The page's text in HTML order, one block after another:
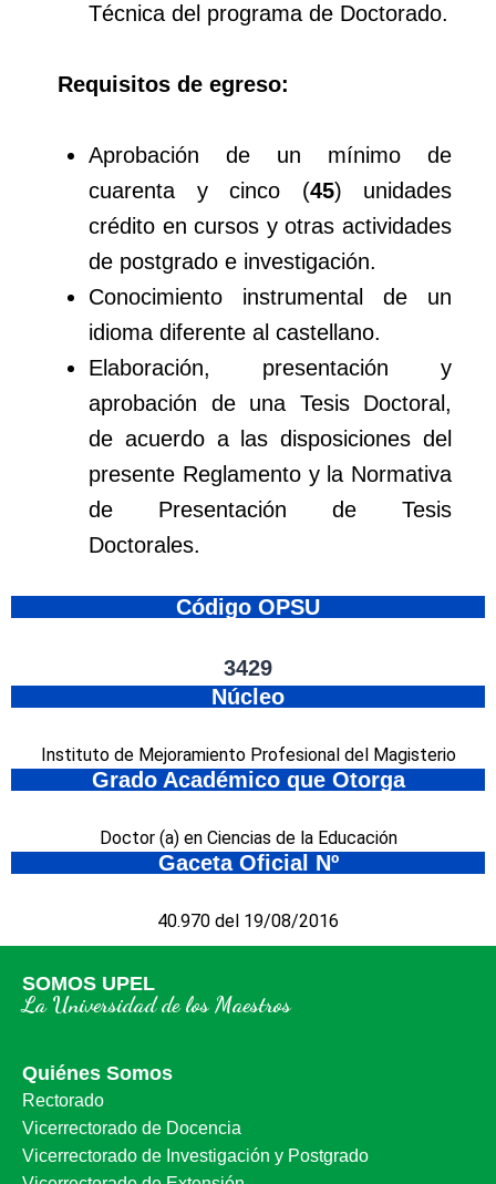
Técnica del programa de Doctorado.
Requisitos de egreso:
Aprobación de un mínimo de
cuarenta y cinco (45) unidades
crédito en cursos y otras actividades
de postgrado e investigación.
Conocimiento instrumental de un
idioma diferente al castellano.
Elaboración, presentación y
aprobación de una Tesis Doctoral,
de acuerdo a las disposiciones del
presente Reglamento y la Normativa
de Presentación de Tesis
Doctorales.
Código OPSU
3429
Núcleo
Instituto de Mejoramiento Profesional del Magisterio
Grado Académico que Otorga
Doctor (a) en Ciencias de la Educación
Gaceta Oficial Nº
40.970 del 19/08/2016
SOMOS UPEL
La Universidad de los Maestros
Quiénes Somos
Rectorado
Vicerrectorado de Docencia
Vicerrectorado de Investigación y Postgrado